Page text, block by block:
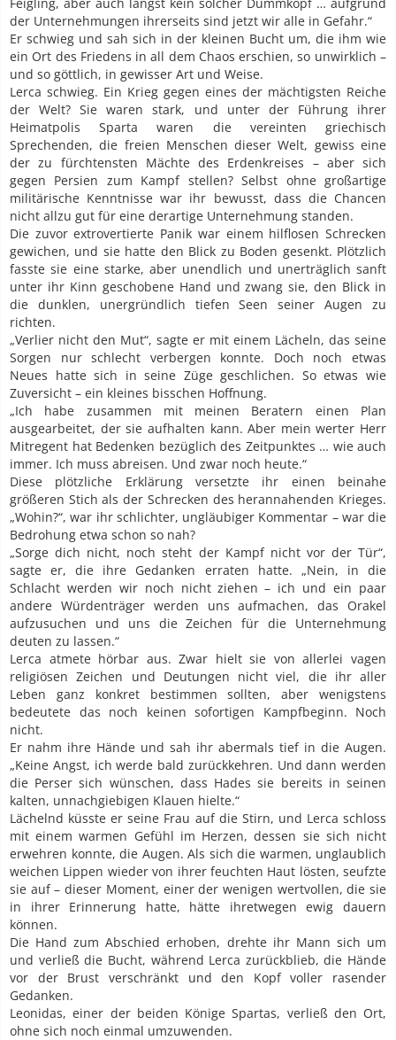
der Unternehmungen ihrerseits sind jetzt wir alle in Gefahr.“
Er schwieg und sah sich in der kleinen Bucht um, die ihm wie
ein Ort des Friedens in all dem Chaos erschien, so unwirklich –
und so göttlich, in gewisser Art und Weise.
Lerca schwieg. Ein Krieg gegen eines der mächtigsten Reiche
der Welt? Sie waren stark, und unter der Führung ihrer
Heimatpolis Sparta waren die vereinten griechisch
Sprechenden, die freien Menschen dieser Welt, gewiss eine
der zu fürchtensten Mächte des Erdenkreises – aber sich
gegen Persien zum Kampf stellen? Selbst ohne großartige
militärische Kenntnisse war ihr bewusst, dass die Chancen
nicht allzu gut für eine derartige Unternehmung standen.
Die zuvor extrovertierte Panik war einem hilflosen Schrecken
gewichen, und sie hatte den Blick zu Boden gesenkt. Plötzlich
fasste sie eine starke, aber unendlich und unerträglich sanft
unter ihr Kinn geschobene Hand und zwang sie, den Blick in
die dunklen, unergründlich tiefen Seen seiner Augen zu
richten.
„Verlier nicht den Mut“, sagte er mit einem Lächeln, das seine
Sorgen nur schlecht verbergen konnte. Doch noch etwas
Neues hatte sich in seine Züge geschlichen. So etwas wie
Zuversicht – ein kleines bisschen Hoffnung.
„Ich habe zusammen mit meinen Beratern einen Plan
ausgearbeitet, der sie aufhalten kann. Aber mein werter Herr
Mitregent hat Bedenken bezüglich des Zeitpunktes … wie auch
immer. Ich muss abreisen. Und zwar noch heute.“
Diese plötzliche Erklärung versetzte ihr einen beinahe
größeren Stich als der Schrecken des herannahenden Krieges.
„Wohin?“, war ihr schlichter, ungläubiger Kommentar – war die
Bedrohung etwa schon so nah?
„Sorge dich nicht, noch steht der Kampf nicht vor der Tür“,
sagte er, die ihre Gedanken erraten hatte. „Nein, in die
Schlacht werden wir noch nicht ziehen – ich und ein paar
andere Würdenträger werden uns aufmachen, das Orakel
aufzusuchen und uns die Zeichen für die Unternehmung
deuten zu lassen.“
Lerca atmete hörbar aus. Zwar hielt sie von allerlei vagen
religiösen Zeichen und Deutungen nicht viel, die ihr aller
Leben ganz konkret bestimmen sollten, aber wenigstens
bedeutete das noch keinen sofortigen Kampfbeginn. Noch
nicht.
Er nahm ihre Hände und sah ihr abermals tief in die Augen.
„Keine Angst, ich werde bald zurückkehren. Und dann werden
die Perser sich wünschen, dass Hades sie bereits in seinen
kalten, unnachgiebigen Klauen hielte.“
Lächelnd küsste er seine Frau auf die Stirn, und Lerca schloss
mit einem warmen Gefühl im Herzen, dessen sie sich nicht
erwehren konnte, die Augen. Als sich die warmen, unglaublich
weichen Lippen wieder von ihrer feuchten Haut lösten, seufzte
sie auf – dieser Moment, einer der wenigen wertvollen, die sie
in ihrer Erinnerung hatte, hätte ihretwegen ewig dauern
können.
Die Hand zum Abschied erhoben, drehte ihr Mann sich um
und verließ die Bucht, während Lerca zurückblieb, die Hände
vor der Brust verschränkt und den Kopf voller rasender
Gedanken.
Leonidas, einer der beiden Könige Spartas, verließ den Ort,
ohne sich noch einmal umzuwenden.